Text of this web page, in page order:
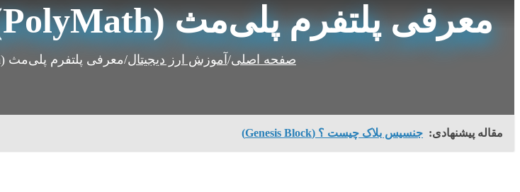
معرفی پلتفرم پلی‌مث (PolyMath) و ارز دیجیتال POLY
صفحه اصلی/ آموزش ارز دیجیتال/معرفی پلتفرم پلی‌مث (PolyMath) و ارز دیجیتال POLY
مقاله پیشنهادی: جنسیس بلاک چیست ؟ (Genesis Block)